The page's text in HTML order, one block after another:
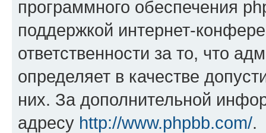
программного обеспечения
поддержкой интернет-
ответственности за то, что
определяет в качестве
них. За дополнительной
адресу http://www.phpbb.com/.